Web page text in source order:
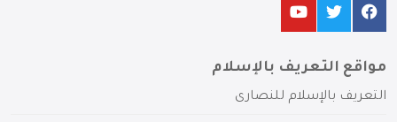
مواقع التعريف بالإسلام
التعريف بالإسلام للنصارى